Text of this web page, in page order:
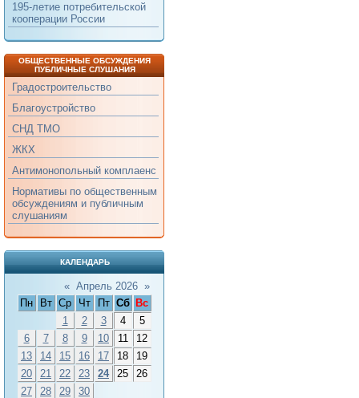
195-летие потребительской
кооперации России
ОБЩЕСТВЕННЫЕ ОБСУЖДЕНИЯ
ПУБЛИЧНЫЕ СЛУШАНИЯ
Градостроительство
Благоустройство
СНД ТМО
ЖКХ
Антимонопольный комплаенс
Нормативы по общественным
обсуждениям и публичным
слушаниям
КАЛЕНДАРЬ
« Апрель 2026 »
Пн
Вт Ср Чт Пт Сб
Вс
1
2 3 4
5
6
7 8 9 10 11
12
13
14 15 16 17 18
19
20
21 22 23 24 25
26
27
28 29 30